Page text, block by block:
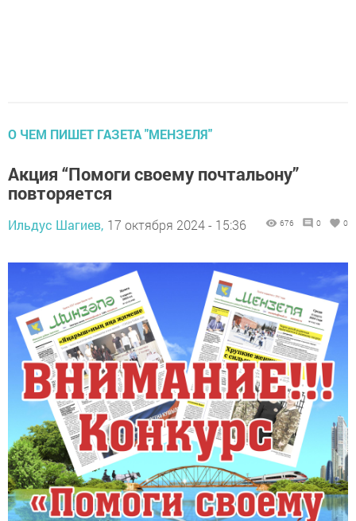
О ЧЕМ ПИШЕТ ГАЗЕТА "МЕНЗЕЛЯ"
Акция “Помоги своему почтальону”
повторяется
Ильдус Шагиев, 17 октября 2024 - 15:36 676 0 0